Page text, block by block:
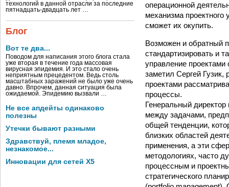
технологий в данной отрасли за последние
пятнадцать-двадцать лет …
Блог
Вот те два...
Поводом для написания этого блога стала
уже вторая в течение года массовая
вирусная эпидемия. И это стало очень
неприятным прецедентом. Ведь столь
масштабных заражений не было уже очень
давно. Впрочем, данная ситуация была
ожидаемой. Эпидемию вызвали …
Не все апдейты одинаково
полезны
Утечки бывают разными
Здравствуй, племя младое,
незнакомое...
Инновации для сетей X5
операционной
механизма
сможет их окупить.
Возможен и обратный
стандартизировать и
управление проектами
заметил Сергей Гузик,
проектами
процессы.
Генеральный
между задачами,
общей тенденции,
близких областей
применения, а эти
методологиях, часто
процессным и
стратегического